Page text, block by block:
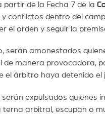
partir de la Fecha 7 de la
conflictos dentro del
el orden y seguir la
serán amonestados
de manera provocadora,
el árbitro haya detenido
expulsados quienes
terna arbitral, escupan o